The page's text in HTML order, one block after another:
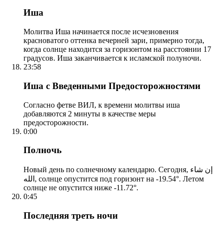
Иша
Молитва Иша начинается после исчезновения
красноватого оттенка вечерней зари, примерно тогда,
когда солнце находится за горизонтом на расстоянии 17
градусов. Иша заканчивается к исламской полуночи.
23:58
Иша с Введенными Предосторожностями
Согласно фетве ВИЛ, к времени молитвы иша
добавляются 2 минуты в качестве меры
предосторожности.
0:00
Полночь
Новый день по солнечному календарю. Сегодня, إن شاء
الله, солнце опустится под горизонт на -19.54°. Летом
солнце не опустится ниже -11.72°.
0:45
Последняя треть ночи